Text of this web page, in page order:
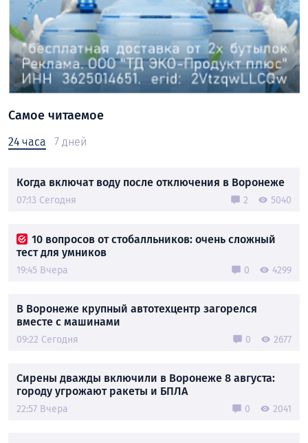
Самое читаемое
24 часа 7 дней
Когда включат воду после отключения в Воронеже
07:13 Сегодня 2 5040
10 вопросов от стобалльников: очень сложный
тест для умников
19:45 Вчера 0 4299
В Воронеже крупный автотехцентр загорелся
вместе с машинами
09:22 Сегодня 0 2677
Сирены дважды включили в Воронеже 8 августа:
городу угрожают ракеты и БПЛА
22:57 Вчера 0 2041